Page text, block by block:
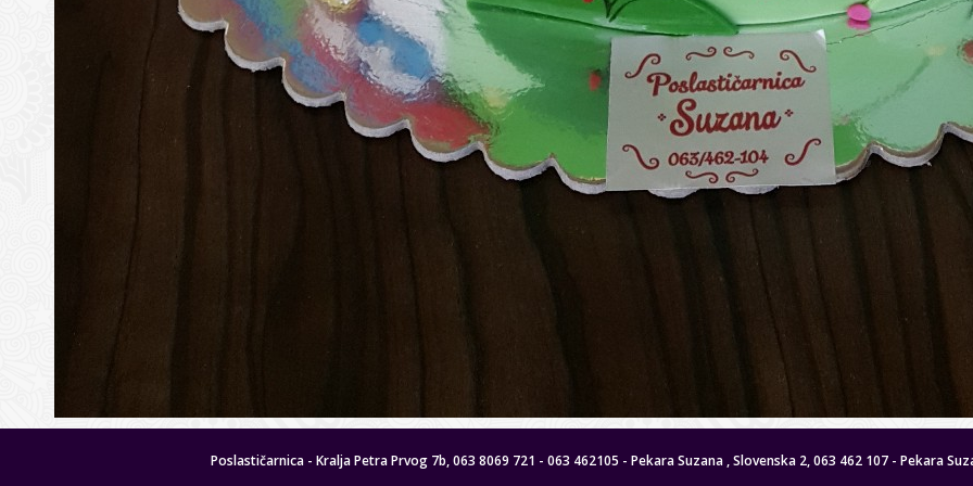
Poslastičarnica - Kralja Petra Prvog 7b, 063 8069 721 - 063 462105 - Pekara Suzana , Slovenska 2, 063 462 107 - Pekara